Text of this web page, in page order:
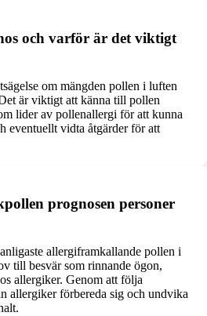
och varför är det viktigt
om mängden pollen i luften
är viktigt att känna till pollen
lider av pollenallergi för att kunna
eventuellt vidta åtgärder för att
prognosen personer
allergiframkallande pollen i
till besvär som rinnande ögon,
allergiker. Genom att följa
allergiker förbereda sig och undvika